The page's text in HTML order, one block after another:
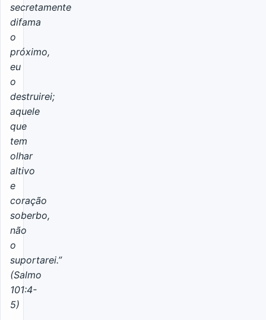
secretamente
difama
o
próximo,
eu
o
destruirei;
aquele
que
tem
olhar
altivo
e
coração
soberbo,
não
o
suportarei.”
(Salmo
101:4-
5)